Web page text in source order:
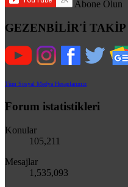
Abone Olun
GEZENBİLİR'İ TAKİP
Tüm Sosyal Medya Hesaplarımız
Forum istatistikleri
Konular
105,211
Mesajlar
1,535,093